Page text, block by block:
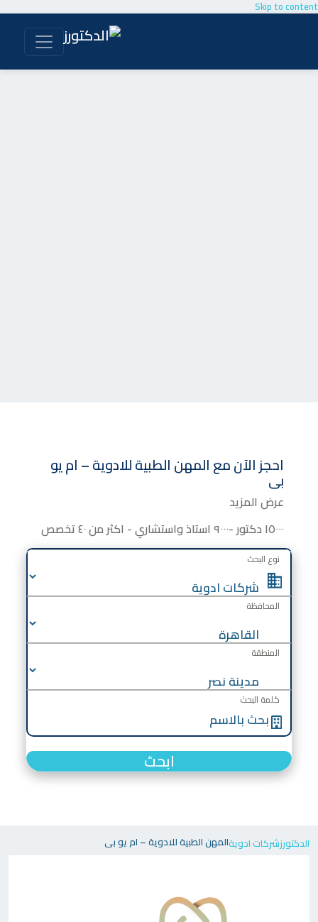
Skip to content
احجز الآن معالمهن الطبية للادوية – ام يو
بى
عرض المزيد
١٥٠٠٠ دكتور -٩٠٠٠ استاذ واستشاري - اكثر من ٤٠ تخصص
نوع البحث
المحافظة
المنطقة
كلمة البحث
ابحث
الدكتورزشركات ادويةالمهن الطبية للادوية – ام يو بى